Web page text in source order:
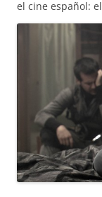
el cine español: